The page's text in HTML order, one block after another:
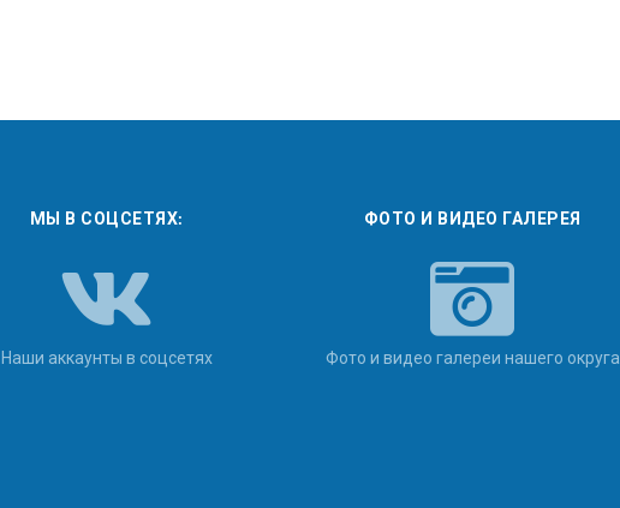
МЫ В СОЦСЕТЯХ:
Наши аккаунты в соцсетях
ФОТО И ВИДЕО ГАЛЕРЕЯ
Фото и видео галереи нашего округа